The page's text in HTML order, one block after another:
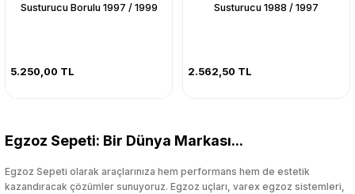
Susturucu Borulu 1997 / 1999
5.250,00 TL
Susturucu 1988 / 1997
2.562,50 TL
Egzoz Sepeti: Bir Dünya Markası...
Egzoz Sepeti olarak araçlarınıza hem performans hem de estetik
kazandıracak çözümler sunuyoruz. Egzoz uçları, varex egzoz sistemleri,